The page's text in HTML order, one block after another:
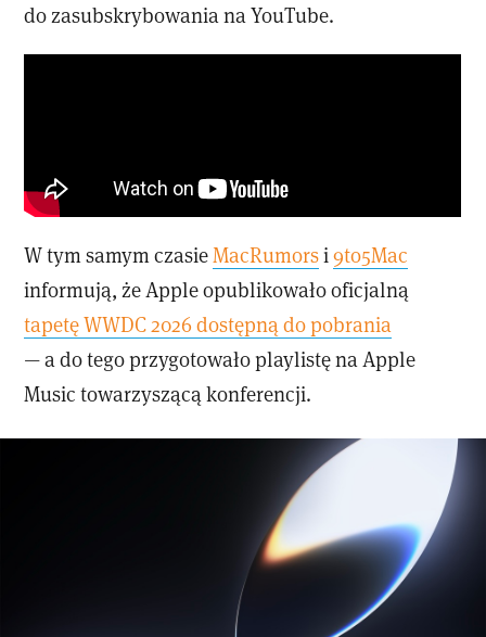
do zasubskrybowania na YouTube.
W tym samym czasie MacRumorsi9to5Mac
informują, że Apple opublikowało oficjalną
tapetę WWDC 2026 dostępną do pobrania
— a do tego przygotowało playlistę na Apple
Music towarzyszącą konferencji.